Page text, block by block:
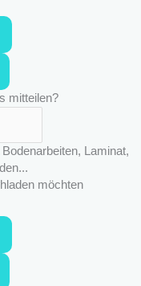
mitteilen?
Laminat,
möchten